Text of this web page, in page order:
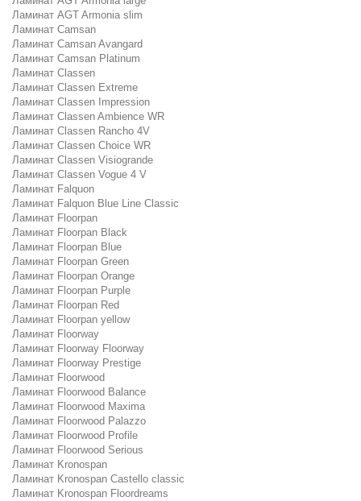
Ламинат AGT Armonia slim
Ламинат Camsan
Ламинат Camsan Avangard
Ламинат Camsan Platinum
Ламинат Classen
Ламинат Classen Extreme
Ламинат Classen Impression
Ламинат Classen Ambience WR
Ламинат Classen Rancho 4V
Ламинат Classen Choice WR
Ламинат Classen Visiogrande
Ламинат Classen Vogue 4 V
Ламинат Falquon
Ламинат Falquon Blue Line Classic
Ламинат Floorpan
Ламинат Floorpan Black
Ламинат Floorpan Blue
Ламинат Floorpan Green
Ламинат Floorpan Orange
Ламинат Floorpan Purple
Ламинат Floorpan Red
Ламинат Floorpan yellow
Ламинат Floorway
Ламинат Floorway Floorway
Ламинат Floorway Prestige
Ламинат Floorwood
Ламинат Floorwood Balance
Ламинат Floorwood Maxima
Ламинат Floorwood Palazzo
Ламинат Floorwood Profile
Ламинат Floorwood Serious
Ламинат Kronospan
Ламинат Kronospan Castello classic
Ламинат Kronospan Floordreams